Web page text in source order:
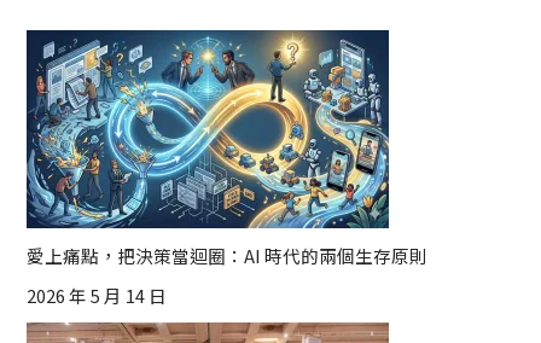
愛上痛點，把決策當迴圈：AI 時代的兩個生存原則
2026 年 5 月 14 日